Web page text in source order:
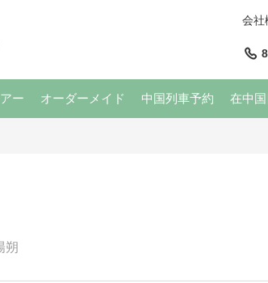
会社
ー オーダーメイド 中国列車予約 在中
朔